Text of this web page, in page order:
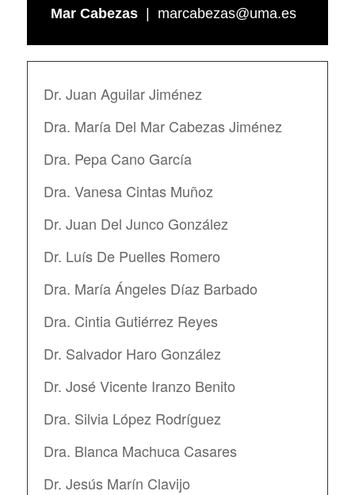
Mar Cabezas| marcabezas@uma.es
Dr. Juan Aguilar Jiménez
Dra. María Del Mar Cabezas Jiménez
Dra. Pepa Cano García
Dra. Vanesa Cintas Muñoz
Dr. Juan Del Junco González
Dr. Luís De Puelles Romero
Dra. María Ángeles Díaz Barbado
Dra. Cintia Gutiérrez Reyes
Dr. Salvador Haro González
Dr. José Vicente Iranzo Benito
Dra. Silvia López Rodríguez
Dra. Blanca Machuca Casares
Dr. Jesús Marín Clavijo